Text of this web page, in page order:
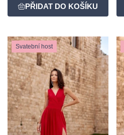
Svatební host